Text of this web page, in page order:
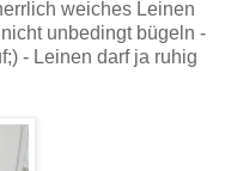
weiches Leinen
unbedingt bügeln -
- Leinen darf ja ruhig